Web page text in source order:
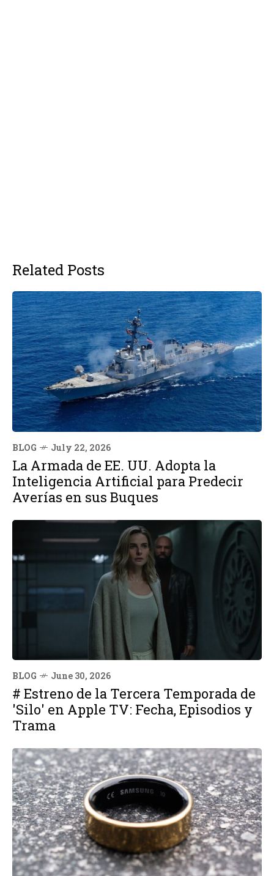
Related Posts
BLOG July 22, 2026
La Armada de EE. UU. Adopta la
Inteligencia Artificial para Predecir
Averías en sus Buques
BLOG June 30, 2026
# Estreno de la Tercera Temporada de
'Silo' en Apple TV: Fecha, Episodios y
Trama